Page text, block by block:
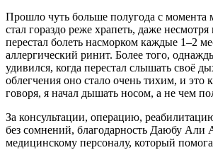
Прошло чуть больше полугода с момента
стал гораздо реже храпеть, даже
перестал болеть насморком каждые 1–2
аллергический ринит. Более того,
удивился, когда перестал слышать своё
облегчения оно стало очень тихим, и это
говоря, я начал дышать носом, а не чем
За консультации, операцию,
без сомнений, благодарность Даюбу Али
медицинскому персоналу, который